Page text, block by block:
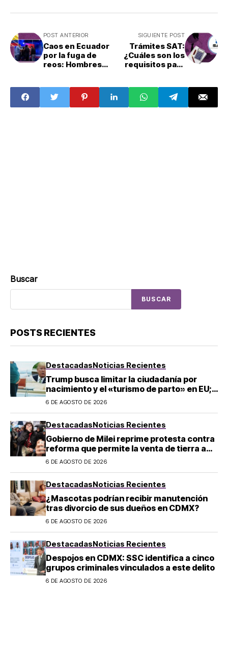
POST ANTERIOR
Caos en Ecuador
por la fuga de
reos: Hombres
SIGUIENTE POST
Trámites SAT:
¿Cuáles son los
requisitos para
Buscar
BUSCAR
POSTS RECIENTES
DestacadasNoticias Recientes
Trump busca limitar la ciudadanía por
nacimiento y el «turismo de parto» en EU;
¿a quién afecta?
6 DE AGOSTO DE 2026
DestacadasNoticias Recientes
Gobierno de Milei reprime protesta contra
reforma que permite la venta de tierra a
extranjeros en Argentina
6 DE AGOSTO DE 2026
DestacadasNoticias Recientes
¿Mascotas podrían recibir manutención
tras divorcio de sus dueños en CDMX?
6 DE AGOSTO DE 2026
DestacadasNoticias Recientes
Despojos en CDMX: SSC identifica a cinco
grupos criminales vinculados a este delito
6 DE AGOSTO DE 2026